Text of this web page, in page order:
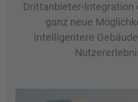
Drittanbieter-Integration
ganz neue
intelligentere